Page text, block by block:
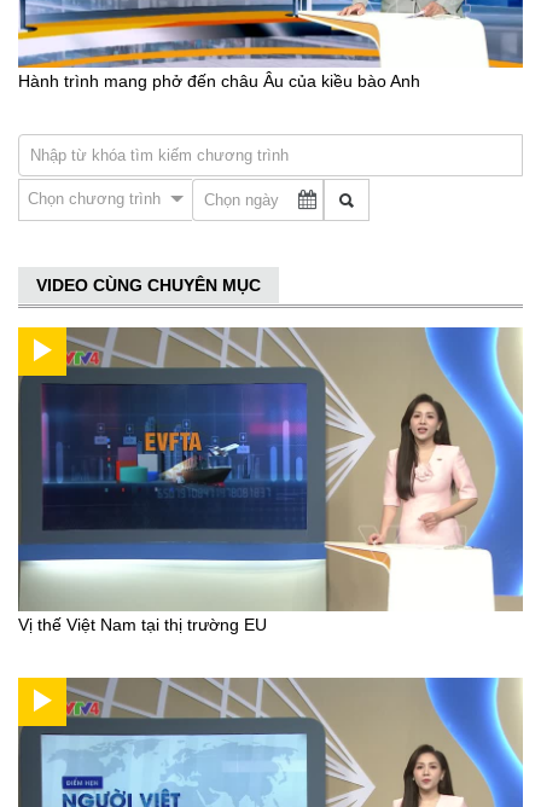
Hành trình mang phở đến châu Âu của kiều bào Anh
Chọn chương trình
VIDEO CÙNG CHUYÊN MỤC
Vị thế Việt Nam tại thị trường EU